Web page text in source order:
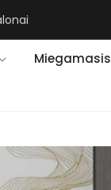
Miegamasis